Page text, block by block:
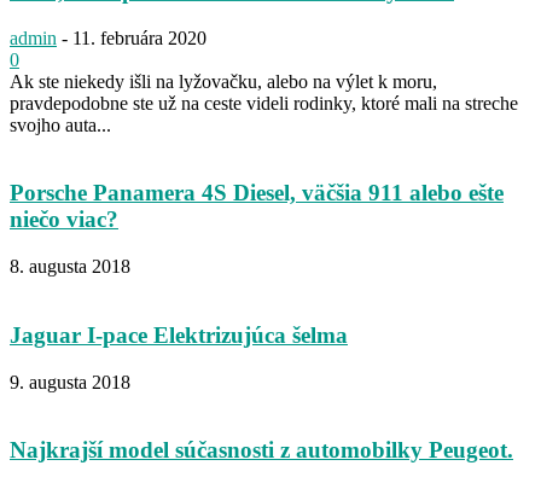
admin - 11. februára 2020
0
Ak ste niekedy išli na lyžovačku, alebo na výlet k moru,
pravdepodobne ste už na ceste videli rodinky, ktoré mali na streche
svojho auta...
Porsche Panamera 4S Diesel, väčšia 911 alebo ešte
niečo viac?
8. augusta 2018
Jaguar I-pace Elektrizujúca šelma
9. augusta 2018
Najkrajší model súčasnosti z automobilky Peugeot.